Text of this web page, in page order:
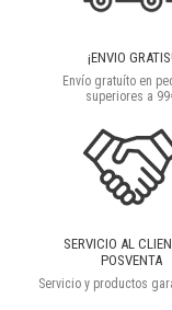
¡ENVIO
Envío gratuíto en
superiores a
SERVICIO AL
POSVENTA
Servicio y productos